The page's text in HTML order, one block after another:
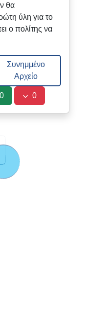
θα
ύλη για το
ο πολίτης να
Συνημμένο
Αρχείο
0 0